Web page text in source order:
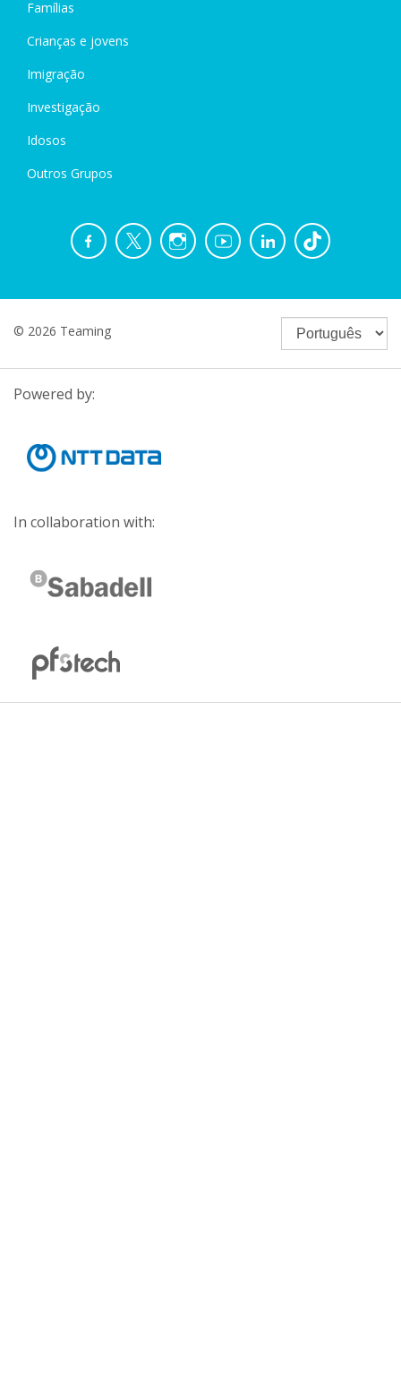
Famílias
Crianças e jovens
Imigração
Investigação
Idosos
Outros Grupos
© 2026 Teaming
Powered by:
In collaboration with: